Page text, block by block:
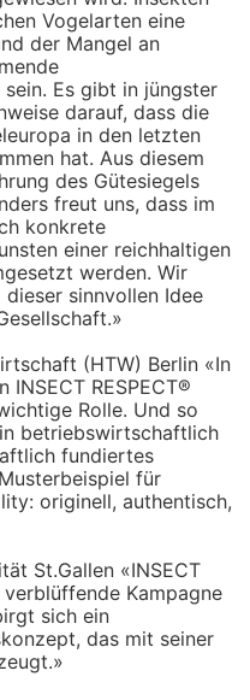
Vogelarten eine
der Mangel an
Es gibt in jüngster
darauf, dass die
in den letzten
hat. Aus diesem
des Gütesiegels
freut uns, dass im
konkrete
einer reichhaltigen
werden. Wir
sinnvollen Idee
(HTW) Berlin «In
RESPECT®
Rolle. Und so
betriebswirtschaftlich
fundiertes
für
originell, authentisch,
St.Gallen «INSECT
Kampagne
sich ein
das mit seiner